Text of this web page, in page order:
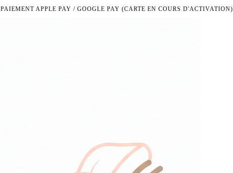
PAIEMENT APPLE PAY / GOOGLE PAY (CARTE EN COURS D'ACTIVATION)